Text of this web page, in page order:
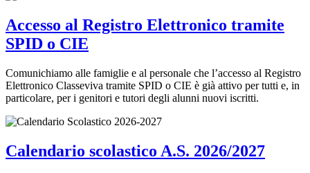
Accesso al Registro Elettronico tramite
SPID o CIE
Comunichiamo alle famiglie e al personale che l’accesso al Registro
Elettronico Classeviva tramite SPID o CIE è già attivo per tutti e, in
particolare, per i genitori e tutori degli alunni nuovi iscritti.
Calendario scolastico A.S. 2026/2027